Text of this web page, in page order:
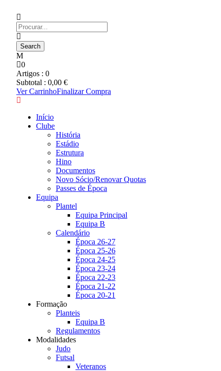
0
Artigos : 0
Subtotal : 0,00 €
Ver CarrinhoFinalizar Compra
Início
Clube
História
Estádio
Estrutura
Hino
Documentos
Novo Sócio/Renovar Quotas
Passes de Época
Equipa
Plantel
Equipa Principal
Equipa B
Calendário
Época 26-27
Época 25-26
Época 24-25
Época 23-24
Época 22-23
Época 21-22
Época 20-21
Formação
Planteis
Equipa B
Regulamentos
Modalidades
Judo
Futsal
Veteranos